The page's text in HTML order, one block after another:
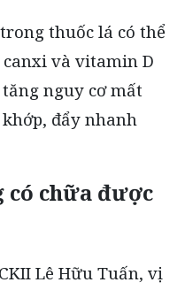
thuốc lá có thể
và vitamin D
nguy cơ mất
đẩy nhanh
có chữa được
Lê Hữu Tuấn, vị